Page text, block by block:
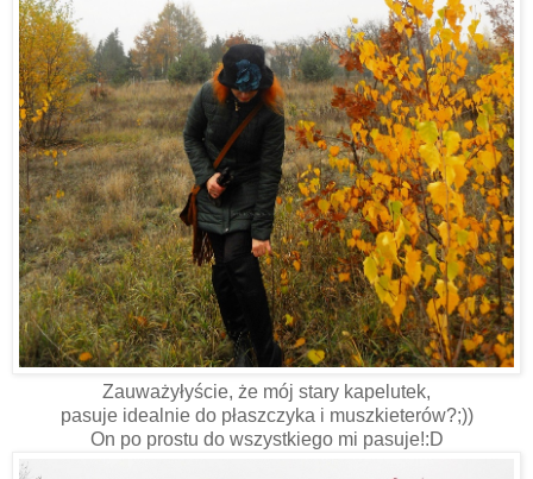
Zauważyłyście, że mój stary kapelutek,
pasuje idealnie do płaszczyka i muszkieterów?;))
On po prostu do wszystkiego mi pasuje!:D